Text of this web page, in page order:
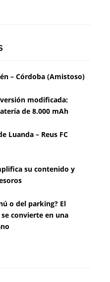
– Córdoba (Amistoso)
modificada:
de 8.000 mAh
Luanda – Reus FC
su contenido y
o del parking? El
convierte en una